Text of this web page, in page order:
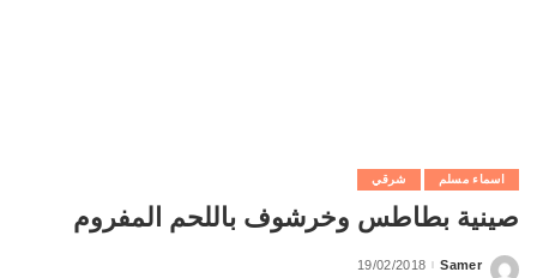
اسماء مسلم شرقي
صينية بطاطس وخرشوف باللحم المفروم
Posted
Samer
19/02/2018